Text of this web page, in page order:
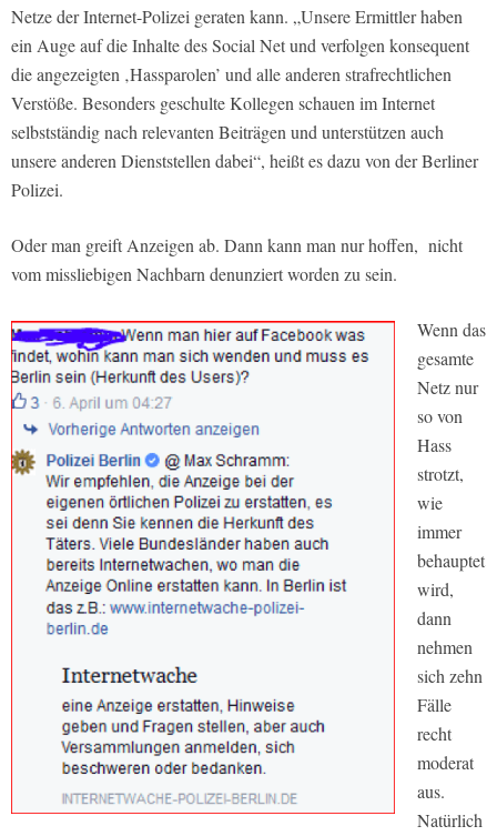
Netze der Internet-Polizei geraten kann. „Unsere Ermittler haben
ein Auge auf die Inhalte des Social Net und verfolgen konsequent
die angezeigten ‚Hassparolen’ und alle anderen strafrechtlichen
Verstöße. Besonders geschulte Kollegen schauen im Internet
selbstständig nach relevanten Beiträgen und unterstützen auch
unsere anderen Dienststellen dabei“, heißt es dazu von der Berliner
Polizei.
Oder man greift Anzeigen ab. Dann kann man nur hoffen, nicht
vom missliebigen Nachbarn denunziert worden zu sein.
Wenn das
gesamte
Netz nur
so von
Hass
strotzt,
wie
immer
behauptet
wird,
dann
nehmen
sich zehn
Fälle
recht
moderat
aus.
Natürlich